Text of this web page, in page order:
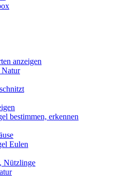
anzeigen
Natur
bestimmen, erkennen
Eulen
Nützlinge